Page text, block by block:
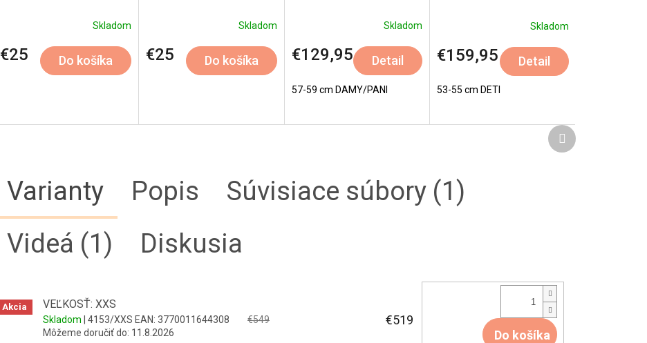
Skladom
€25 Do košíka
Skladom
€25 Do košíka
Skladom
€129,95 Detail
57-59 cm DAMY/PANI
Skladom
€159,95 Detail
53-55 cm DETI
Ďalší
produkt
Varianty Popis
Súvisiace súbory (1)
Videá (1)
Diskusia
Akcia VEĽKOSŤ: XXS
Skladom | 4153/XXS EAN: 3770011644308
Môžeme doručiť do: 11.8.2026
€549
€519
Do košíka